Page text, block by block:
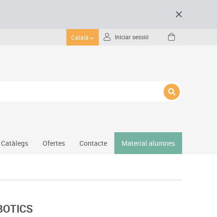
Català Iniciar sessió
Protecció esportiva
Catàlegs Ofertes Contacte Material alumnes